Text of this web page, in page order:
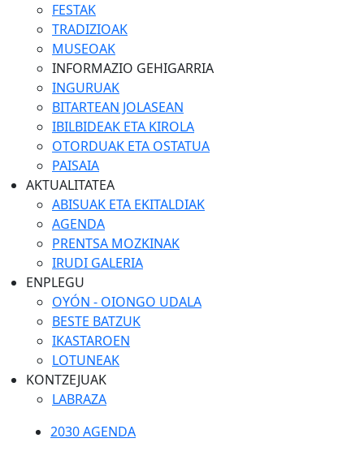
FESTAK
TRADIZIOAK
MUSEOAK
INFORMAZIO GEHIGARRIA
INGURUAK
BITARTEAN JOLASEAN
IBILBIDEAK ETA KIROLA
OTORDUAK ETA OSTATUA
PAISAIA
AKTUALITATEA
ABISUAK ETA EKITALDIAK
AGENDA
PRENTSA MOZKINAK
IRUDI GALERIA
ENPLEGU
OYÓN - OIONGO UDALA
BESTE BATZUK
IKASTAROEN
LOTUNEAK
KONTZEJUAK
LABRAZA
2030 AGENDA